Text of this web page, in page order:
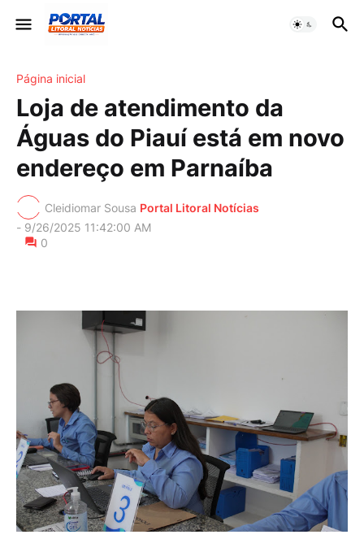
Página inicial
Loja de atendimento da
Águas do Piauí está em novo
endereço em Parnaíba
Cleidiomar Sousa Portal Litoral Notícias
- 9/26/2025 11:42:00 AM
0